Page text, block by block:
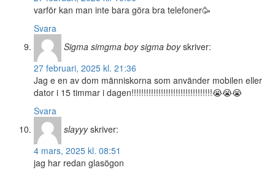
varför kan man inte bara göra bra telefoner🥳
Svara
Sigma simgma boy sigma boy skriver:
27 februari, 2025 kl. 21:36
Jag e en av dom människorna som använder mobilen eller
dator i 15 timmar i dagen!!!!!!!!!!!!!!!!!!!!!!!!!!!!!!!!!😭😭😭
Svara
slayyy skriver:
4 mars, 2025 kl. 08:51
jag har redan glasögon